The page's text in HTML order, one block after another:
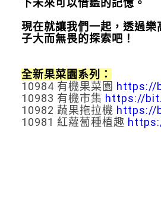
下未來可以借鑑的記憶。
現在就讓我們一起，透過樂
子大而無畏的探索吧！
全新果菜園系列：
10984 有機果菜園 https://
10983 有機市集 https://
10982 蔬果拖拉機 https://
10981 紅蘿蔔種植趣